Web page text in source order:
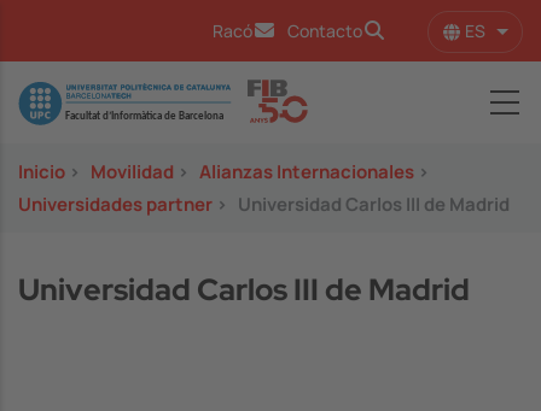
Racó Contacto ES
Image
Inicio > Movilidad > Alianzas Internacionales >
Universidades partner > Universidad Carlos III de Madrid
Universidad Carlos III de Madrid